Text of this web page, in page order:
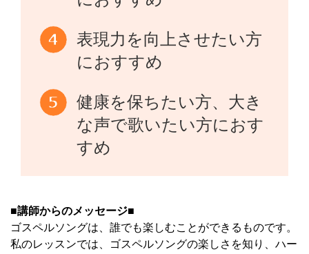
表現力を向上させたい方
におすすめ
健康を保ちたい方、大き
な声で歌いたい方におす
すめ
■講師からのメッセージ■
ゴスペルソングは、誰でも楽しむことができるものです。
私のレッスンでは、ゴスペルソングの楽しさを知り、ハー